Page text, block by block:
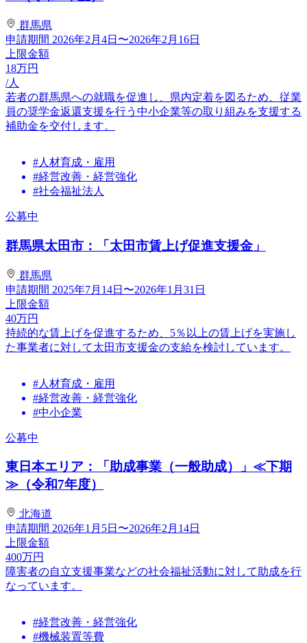
群馬県
申請期間 2026年2月4日〜2026年2月16日
上限金額
18万円
/人
若者の群馬県への就職を促進し、県内定着を図るため、従業
員の奨学金返還支援を行う中小企業等の取り組みを支援する
補助金を交付します。
#人材育成・雇用
#経営改善・経営強化
#社会福祉法人
公募中
群馬県太田市：「太田市賃上げ促進支援金」
群馬県
申請期間 2025年7月14日〜2026年1月31日
上限金額
40万円
持続的な賃上げを促進するため、5％以上の賃上げを実施し
た事業者に対して太田市支援金の支給を検討しています。
#人材育成・雇用
#経営改善・経営強化
#中小企業
公募中
東日本エリア：「助成事業（一般助成）」≪下期
≫（令和7年度）
北海道
申請期間 2026年1月5日〜2026年2月14日
上限金額
400万円
障害者の自立支援事業などの社会福祉活動に対して助成を行
なっています。
#経営改善・経営強化
#機械装置等費